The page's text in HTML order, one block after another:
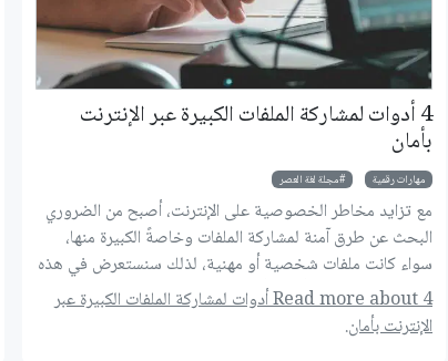
4 أدوات لمشاركة الملفات الكبيرة عبر الإنترنت
بأمان
مهارات رقمية مجلة لغة العصر
مع تزايد مخاطر الخصوصية على الإنترنت، أصبح من الضروري
البحث عن طرق آمنة لمشاركة الملفات وخاصةً الكبيرة منها،
سواء كانت ملفات شخصية أو مهنية، لذلك سنستعرض في هذه
المقالة مجموعة من أفضل أدوات مشاركة الملفات الكبيرة التي لا
يمكن إرسالها عبر تطبيقات المراسلة المشفرة بأمان عبر الإنترنت،
التي تتميز بكونها سهلة الاستخدام وتوفر لك الحماية اللازمة
Read more about 4 أدوات لمشاركة الملفات الكبيرة عبر
الإنترنت بأمان.